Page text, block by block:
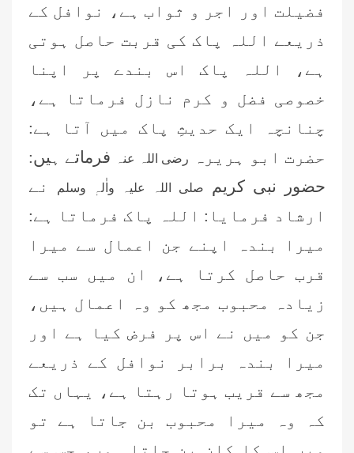
فضیلت اور اجر و ثواب ہے، نوافل کے
ذریعے اللہ پاک کی قربت حاصل ہوتی
ہے، اللہ پاک اس بندے پر اپنا
خصوصی فضل و کرم نازل فرماتا ہے،
چنانچہ ایک حدیثِ پاک میں آتا ہے:
حضرت ابو ہریرہ
رضی اللہ عنہ
فرماتے ہیں:
حضور نبی کریم
صلی اللہ علیہ واٰلہٖ وسلم
نے
ارشاد فرمایا: اللہ پاک فرماتا ہے:
میرا بندہ اپنے جن اعمال سے میرا
قرب حاصل کرتا ہے، ان میں سب سے
زیادہ محبوب مجھ کو وہ اعمال ہیں،
جن کو میں نے اس پر فرض کیا ہے اور
میرا بندہ برابر نوافل کے ذریعے
مجھ سے قریب ہوتا رہتا ہے، یہاں تک
کہ وہ میرا محبوب بن جاتا ہے تو